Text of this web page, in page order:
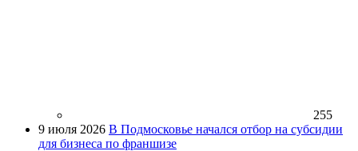
255
9 июля 2026 В Подмосковье начался отбор на субсидии
для бизнеса по франшизе